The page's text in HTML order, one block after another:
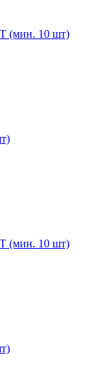
(мин. 10 шт)
(мин. 10 шт)